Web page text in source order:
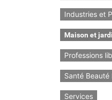
Industries et
Maison et
Professions
Santé Beauté
Services